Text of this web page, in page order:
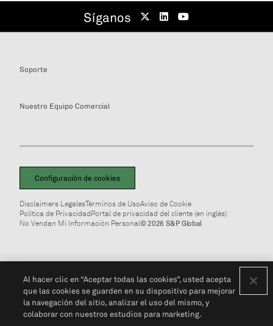
Síganos
Soporte
Nuestro Equipo Comercial
Configuración de cookies
Disclaimers LegalesTérminos de UsoAviso de Cookie
Política de PrivacidadPortal de privacidad del cliente (en inglés)
No Vendan Mi Información Personal© 2026 S&P Global
Al hacer clic en “Aceptar todas las cookies”, usted acepta
que las cookies se guarden en su dispositivo para mejorar
la navegación del sitio, analizar el uso del mismo, y
colaborar con nuestros estudios para marketing.